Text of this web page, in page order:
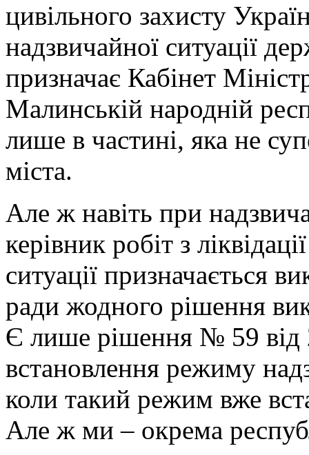
цивільного захисту
надзвичайної ситуації
призначає Кабінет
Малинській народній
лише в частині, яка не
міста.
Але ж навіть при
керівник робіт з
ситуації призначається
ради жодного рішення
Є лише рішення № 59
встановлення режиму
коли такий режим вже
Але ж ми – окрема